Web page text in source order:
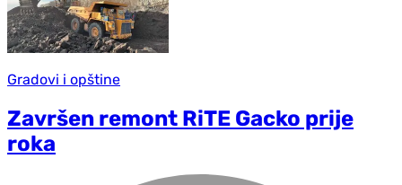
Gradovi i opštine
Završen remont RiTE Gacko prije
roka